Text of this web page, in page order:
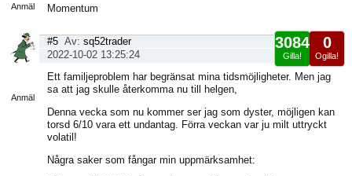
Anmäl
Momentum
Anmäl
0
Ogilla!
3084
Gilla!
#5 Av: sq52trader
2022-10-02 13:25:24
Ett familjeproblem har begränsat mina tidsmöjligheter. Men jag
sa att jag skulle återkomma nu till helgen,
Denna vecka som nu kommer ser jag som dyster, möjligen kan
torsd 6/10 vara ett undantag. Förra veckan var ju milt uttryckt
volatil!
Några saker som fångar min uppmärksamhet: